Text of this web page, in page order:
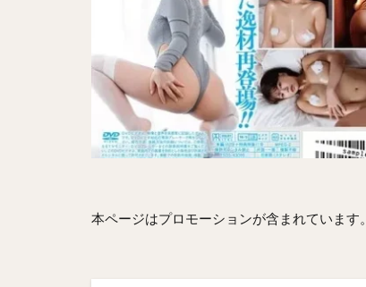
本ページはプロモーションが含まれています。